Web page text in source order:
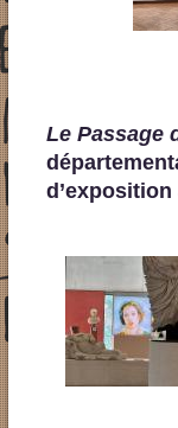
Le Passage
d’exposition